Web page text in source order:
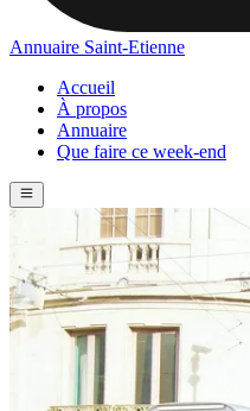
Annuaire Saint-Etienne
Accueil
À propos
Annuaire
Que faire ce week-end